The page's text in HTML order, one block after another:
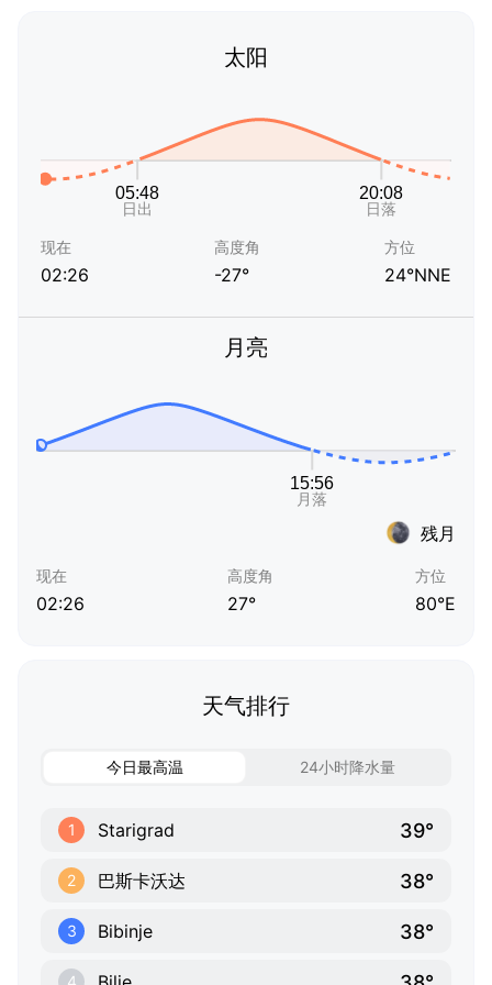
太阳
现在
02:26
高度角
-27°
方位
24°NNE
月亮
残月
现在
02:26
高度角
27°
方位
80°E
天气排行
今日最高温 24小时降水量
1 Starigrad 39°
2 巴斯卡沃达 38°
3 Bibinje 38°